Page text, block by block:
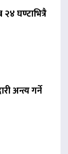
घण्टाभित्रै
अन्त्य गर्ने